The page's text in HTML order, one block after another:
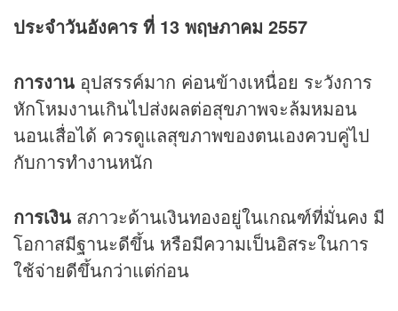
ประจำวันอังคาร ที่ 13 พฤษภาคม 2557
การงาน อุปสรรค์มาก ค่อนข้างเหนื่อย ระวังการ
หักโหมงานเกินไปส่งผลต่อสุขภาพจะล้มหมอน
นอนเสื่อได้ ควรดูแลสุขภาพของตนเองควบคู่ไป
กับการทำงานหนัก
การเงิน สภาวะด้านเงินทองอยู่ในเกณฑ์ที่มั่นคง มี
โอกาสมีฐานะดีขึ้น หรือมีความเป็นอิสระในการ
ใช้จ่ายดีขึ้นกว่าแต่ก่อน